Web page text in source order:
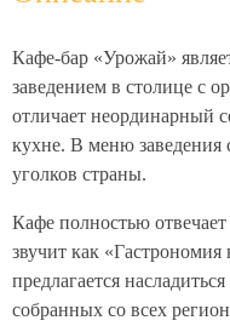
Кафе-бар «Урожай»
заведением в столице с
отличает неординарный
кухне. В меню заведения
уголков страны.
Кафе полностью
звучит как
предлагается
собранных со всех